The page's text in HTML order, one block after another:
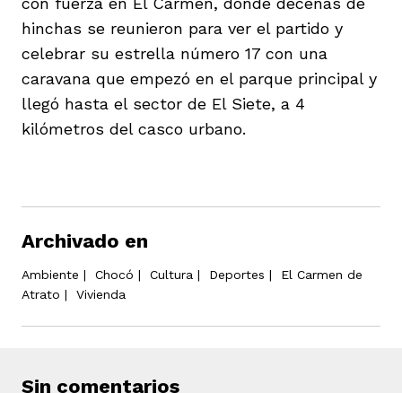
hinchas se reunieron para ver el partido y
celebrar su estrella número 17 con una
caravana que empezó en el parque principal y
llegó hasta el sector de El Siete, a 4
kilómetros del casco urbano.
Archivado en
Ambiente | Chocó | Cultura | Deportes | El Carmen de
Atrato | Vivienda
Sin comentarios